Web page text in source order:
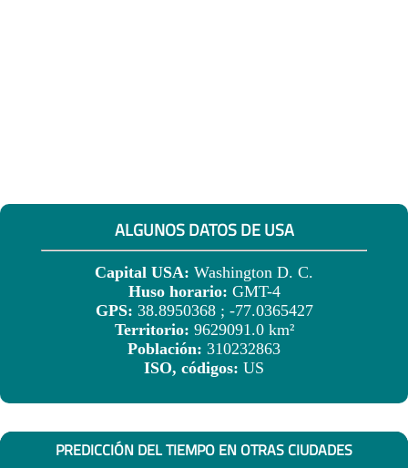
ALGUNOS DATOS DE USA
Capital USA: Washington D. C.
Huso horario: GMT-4
GPS: 38.8950368 ; -77.0365427
Territorio: 9629091.0 km²
Población: 310232863
ISO, códigos: US
PREDICCIÓN DEL TIEMPO EN OTRAS CIUDADES